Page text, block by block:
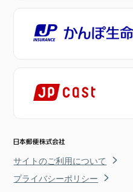
サイトのご利用について
プライバシーポリシー